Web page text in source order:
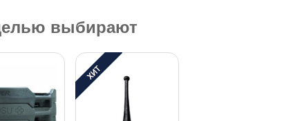
выбирают